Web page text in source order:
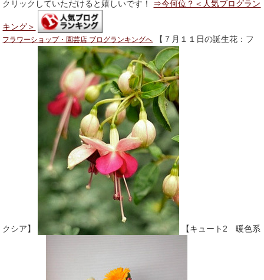
クリックしていただけると嬉しいです！ ⇒今何位？＜人気ブログラン
キング＞
フラワーショップ・園芸店 ブログランキングへ 【７月１１日の誕生花：フ
クシア】 【キュート2 暖色系